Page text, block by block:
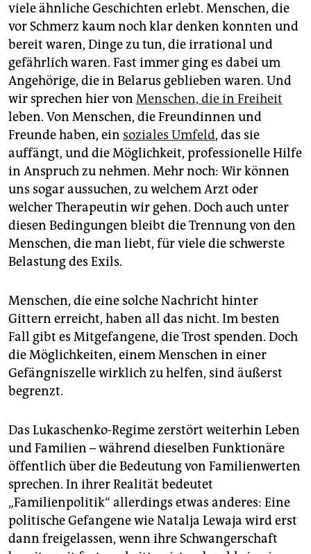
viele ähnliche Geschichten erlebt. Menschen, die
vor Schmerz kaum noch klar denken konnten und
bereit waren, Dinge zu tun, die irrational und
gefährlich waren. Fast immer ging es dabei um
Angehörige, die in Belarus geblieben waren. Und
wir sprechen hier von Menschen, die in Freiheit
leben. Von Menschen, die Freundinnen und
Freunde haben, ein soziales Umfeld, das sie
auffängt, und die Möglichkeit, professionelle Hilfe
in Anspruch zu nehmen. Mehr noch: Wir können
uns sogar aussuchen, zu welchem Arzt oder
welcher Therapeutin wir gehen. Doch auch unter
diesen Bedingungen bleibt die Trennung von den
Menschen, die man liebt, für viele die schwerste
Belastung des Exils.
Menschen, die eine solche Nachricht hinter
Gittern erreicht, haben all das nicht. Im besten
Fall gibt es Mitgefangene, die Trost spenden. Doch
die Möglichkeiten, einem Menschen in einer
Gefängniszelle wirklich zu helfen, sind äußerst
begrenzt.
Das Lukaschenko-Regime zerstört weiterhin Leben
und Familien – während dieselben Funktionäre
öffentlich über die Bedeutung von Familienwerten
sprechen. In ihrer Realität bedeutet
„Familienpolitik“ allerdings etwas anderes: Eine
politische Gefangene wie Natalja Lewaja wird erst
dann freigelassen, wenn ihre Schwangerschaft